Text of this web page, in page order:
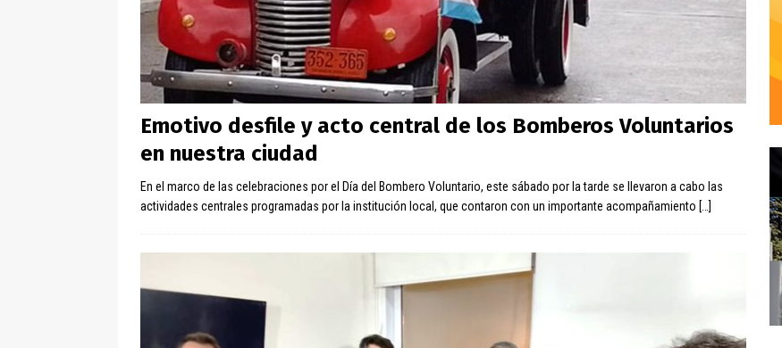
Emotivo desfile y acto central de los Bomberos Voluntarios
en nuestra ciudad
En el marco de las celebraciones por el Día del Bombero Voluntario, este sábado por la tarde se llevaron a cabo las
actividades centrales programadas por la institución local, que contaron con un importante acompañamiento […]